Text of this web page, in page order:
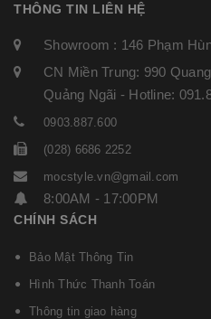
THÔNG TIN LIÊN HỆ
Showroom : 146 Phạm
CN Miền Trung: 990
Quảng Ngãi - Hotline:
0903.887.600
(028) 6686 2252
mocstyle.vn@gmail.com
8:00AM - 17:00PM
CHÍNH SÁCH
Bảo Mật Thông Tin
Hình Thức Thanh Toán
Thông tin giao hàng